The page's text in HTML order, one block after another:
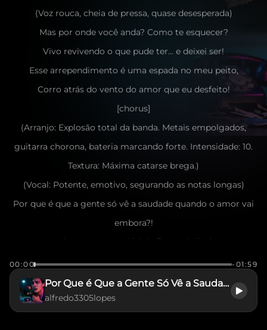
(Voz rouca, cheia de pressa, quase desesperada)
Mas por onde você anda? Como te esquecer?
Vivo revivendo o que pude ter... e deixei ser!
Esse arrependimento é uma espada no meu peito,
Corro atrás do vento do amor que eu desfeito!
[chorus]
(Arranjo: Explosão total da banda. Metais empolgados,
guitarra chorona, bateria marcando forte. Intensidade: 10.
Textura: Máxima catarse brega.)
(Vocal: Potente, emotivo, segurando as notas longas)
Por que é que a gente só vê a saudade quando o amor vai
embora?!
Por que é que eu não cuidei da flor mais linda que a
aurora?!
E agora eu choro, mendigando um pouco de você,
Vivendo nesse inferno porque quis provar da fé!
00:00 -01:59
Por Que é Que a Gente Só Vê a Saudade Quando o Amor Vai Embora?
alfredo3305lopes